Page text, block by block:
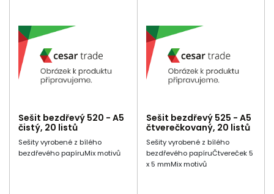
Sešit bezdřevý 520 - A5
čistý, 20 listů
Sešity vyrobené z bílého
bezdřevého papíruMix motivů
Sešit bezdřevý 525 - A5
čtverečkovaný, 20 listů
Sešity vyrobené z bílého
bezdřevého papíruČtvereček 5
x 5 mmMix motivů